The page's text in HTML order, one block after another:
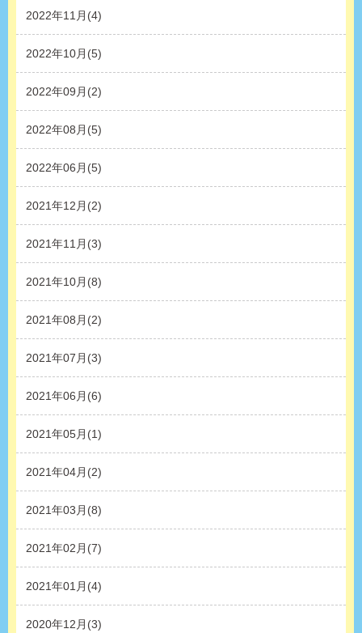
2022年11月(4)
2022年10月(5)
2022年09月(2)
2022年08月(5)
2022年06月(5)
2021年12月(2)
2021年11月(3)
2021年10月(8)
2021年08月(2)
2021年07月(3)
2021年06月(6)
2021年05月(1)
2021年04月(2)
2021年03月(8)
2021年02月(7)
2021年01月(4)
2020年12月(3)